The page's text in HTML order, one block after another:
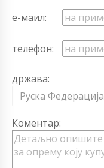
е-маил:
телефон:
држава:
Руска Федерација
Коментар: